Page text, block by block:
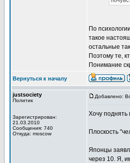
По
такое
остальные
Поэтому те,
Понимание
Вернуться к началу
justsociety
Политик
Зарегистрирован:
21.03.2010
Сообщения: 740
Откуда: moscow
Добавлено:
Хочу поднять
Плоскость
Японцы
через 10. Я,